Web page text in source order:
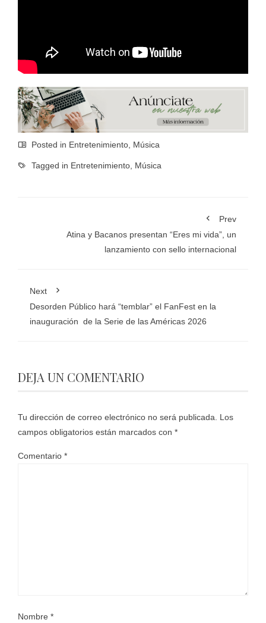
Posted in Entretenimiento, Música
Tagged in Entretenimiento, Música
Prev
Atina y Bacanos presentan “Eres mi vida”, un
lanzamiento con sello internacional
Next
Desorden Público hará “temblar” el FanFest en la
inauguración de la Serie de las Américas 2026
DEJA UN COMENTARIO
Tu dirección de correo electrónico no será publicada. Los
campos obligatorios están marcados con *
Comentario *
Nombre *